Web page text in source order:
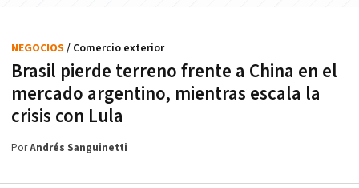
Brasil pierde terreno frente a China en el
mercado argentino, mientras escala la
crisis con Lula
NEGOCIOS / Comercio exterior
PorAndrés Sanguinetti